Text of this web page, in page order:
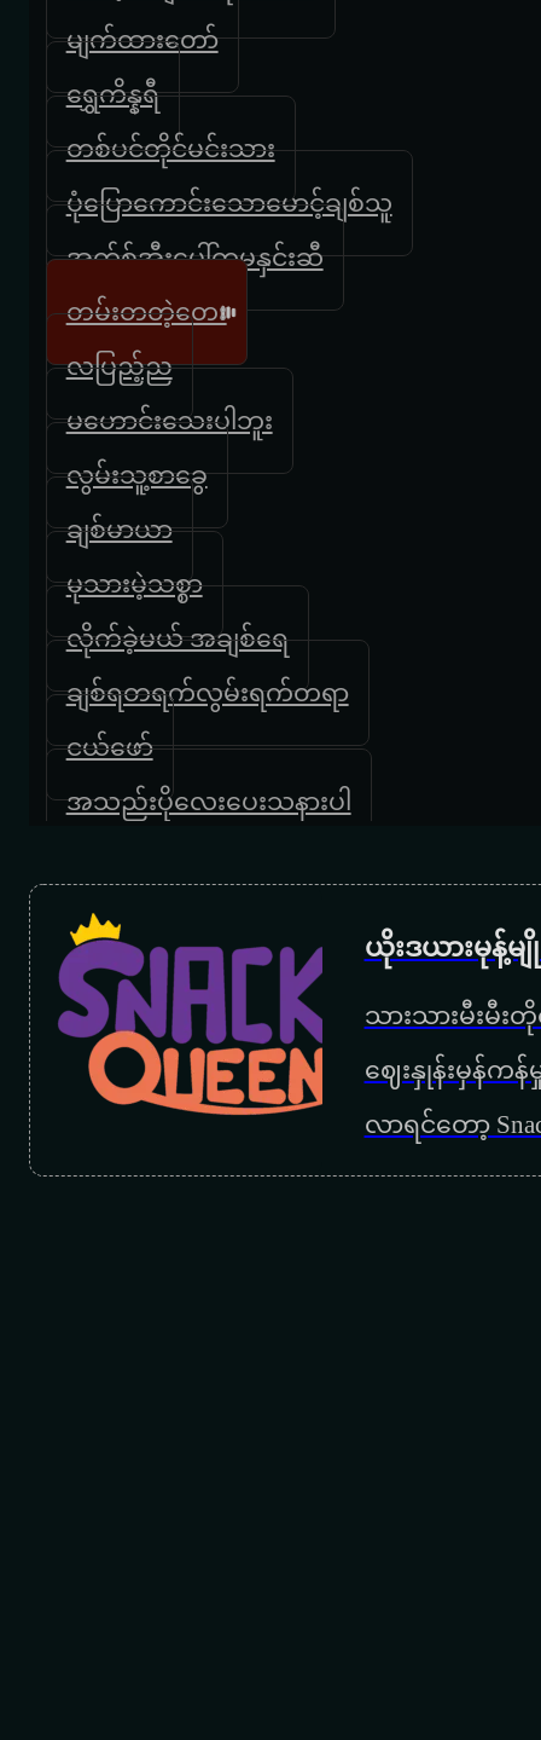
မျက်ထားတော်
ရွှေကိန္နရီ
တစ်ပင်တိုင်မင်းသား
ပုံပြောကောင်းသောမောင့်ချစ်သူ
အက်စ်အီးပေါ်ကမနှင်းဆီ
တမ်းတတဲ့တေး
လပြည့်ည
မဟောင်းသေးပါဘူး
လွမ်းသူ့စာခွေ
ချစ်မာယာ
မုသားမဲ့သစ္စာ
လိုက်ခဲ့မယ် အချစ်ရေ
ချစ်ရတရက်လွမ်းရက်တရာ
ငယ်ဖော်
အသည်းပိုလေးပေးသနားပါ
ယိုးဒယားမုန့်
သားသားမီးမီး
ဈေးနှုန်းမှန်က
လာရင်တော့